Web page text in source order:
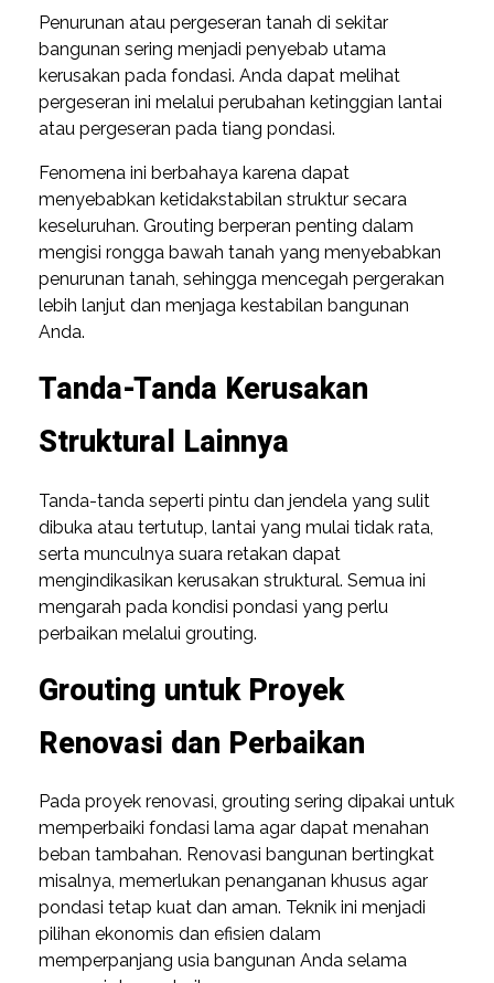
Penurunan atau pergeseran tanah di sekitar
bangunan sering menjadi penyebab utama
kerusakan pada fondasi. Anda dapat melihat
pergeseran ini melalui perubahan ketinggian lantai
atau pergeseran pada tiang pondasi.
Fenomena ini berbahaya karena dapat
menyebabkan ketidakstabilan struktur secara
keseluruhan. Grouting berperan penting dalam
mengisi rongga bawah tanah yang menyebabkan
penurunan tanah, sehingga mencegah pergerakan
lebih lanjut dan menjaga kestabilan bangunan
Anda.
Tanda-Tanda Kerusakan
Struktural Lainnya
Tanda-tanda seperti pintu dan jendela yang sulit
dibuka atau tertutup, lantai yang mulai tidak rata,
serta munculnya suara retakan dapat
mengindikasikan kerusakan struktural. Semua ini
mengarah pada kondisi pondasi yang perlu
perbaikan melalui grouting.
Grouting untuk Proyek
Renovasi dan Perbaikan
Pada proyek renovasi, grouting sering dipakai untuk
memperbaiki fondasi lama agar dapat menahan
beban tambahan. Renovasi bangunan bertingkat
misalnya, memerlukan penanganan khusus agar
pondasi tetap kuat dan aman. Teknik ini menjadi
pilihan ekonomis dan efisien dalam
memperpanjang usia bangunan Anda selama